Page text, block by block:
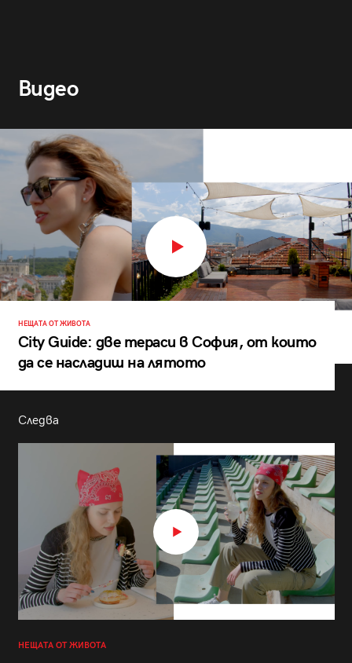
Видео
НЕЩАТА ОТ ЖИВОТА
City Guide: две тераси в София, от които
да се насладиш на лятото
Следва
НЕЩАТА ОТ ЖИВОТА